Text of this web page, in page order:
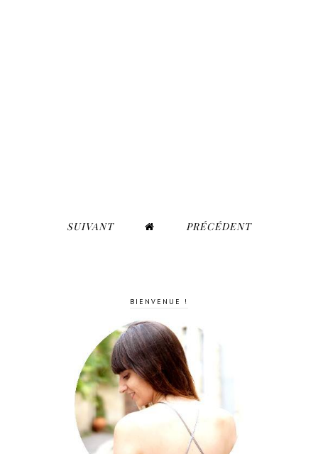
SUIVANT PRÉCÉDENT
BIENVENUE !